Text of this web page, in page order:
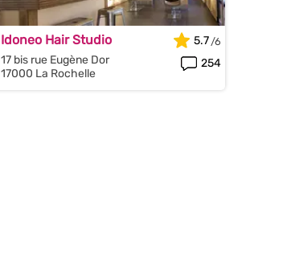
Idoneo Hair Studio
17 bis rue Eugène Dor
17000 La Rochelle
5.7
254